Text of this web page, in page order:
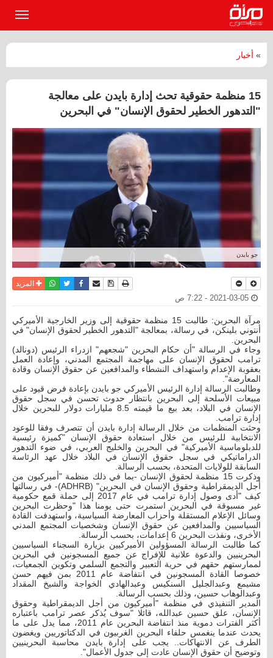
» أخبار
15 منظمة حقوقية تحث إدارة بايدن على معالجة
"التدهور الخطير لحقوق الإنسان" في البحرين
جو بايدن
نسخة للطباعة
حفظ الموضوع
أرسل الى صديق
فيسبوكتويترواتسابالمزيد
مرآة البحرين: طالبت 15 منظمة حقوقية إلى وزير الخارجية الأميركي
أنتوني بلينكن، في رسالة، بمعالجة "التدهور الخطير لحقوق الإنسان" في
البحرين.
وجاء في الرسالة "أن حكام البحرين "شجعهم" ازدراء الرئيس (دونالد)
ترامب لحقوق الإنسان على مهاجمة المجتمع المدني، وإعادة العمل
بعقوبة الإعدام واستهداف النشطاء والمدافعين عن حقوق الإنسان وقادة
المعارضة".
وطالبت الرسالة إدارة الرئيس الأميركي جو بايدن بإعادة فرض قيود على
مبيعات الأسلحة إلى البحرين بانتظار حدوث تحسن في سجل حقوق
الإنسان في البلاد، بعد بيع ما قيمته 8.5 مليارات دولار للبحرين خلال
إدارة ترامب.
وحثت المنظمات من خلال الرسالة إدارة بايدن أن تتصرف وفقا للوعود
الانتخابية للرئيس من خلال استعادة حقوق الإنسان "كميزة رئيسية
للدبلوماسية الأميركية" في البحرين والخليج العربي، في ضوء التدهور
الدراماتيكي في سجل حقوق الإنسان في البلاد خلال عهد الرئاسة
السابقة للولايات المتحدة، بحسب الرسالة.
وذكرت 15 منظمة لحقوق الإنسان -بما في ذلك منظمة "أميركيون من
أجل الديمقراطية وحقوق الإنسان في البحرين" (ADHRB)- في رسالتها
كيف "أدى وصول إدارة ترامب في عام 2017 إلى حملة قمع حكومية
غير مسبوقة في البحرين استمرت حتى يومنا هذا "وحظرت البحرين
وسائل الإعلام المستقلة وأحزاب المعارضة السياسية، واستهدفت القادة
السياسيين والمدافعين عن حقوق الإنسان وشخصيات المجتمع المدني
الأخرى، ونفذت البحرين 6 إعدامات، بحسب الرسالة.
كما طالبت الرسالة المسؤولين الأميركيين بزيارة السجناء السياسيين
البحرينيين والدعوة علانية للإفراج عن جميع المسجونين في البحرين
لممارستهم حقهم في حرية التعبير والتجمع السلمي وتكوين الجمعيات،
خصوصا القادة المسجونين في انتفاضة عام 2011 بمن فيهم حسن
مشيمع وعبدالجليل السنكيس وعبدالهادي الخواجة والشيخ المقداد
وعبدالوهاب حسين، وذلك بحسب الرسالة.
المدير التنفيذي في منظمة "أميركيون من أجل الديمقراطية وحقوق
الإنسان، علق حسين عبدالله، قائلا "سوف يُذكر عصر ترامب باعتباره
أكثر الفترات دموية منذ انتفاضة البحرين عام 2011، مما يدل على ما
يحدث عندما ينغمس حلفاء البحرين الغربيون في الدكتاتوريين ويغضون
الطرف عن الانتهاكات.. يجب على إدارة بايدن محاسبة البحرينيين
وتوضيح أن حقوق الإنسان عادت إلى جدول الأعمال".